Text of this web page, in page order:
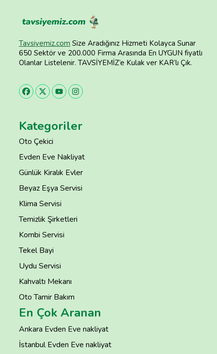
Tavsiyemiz.com Size Aradığınız Hizmeti Kolayca Sunar
650 Sektör ve 200.000 Firma Arasında En UYGUN fiyatlı
Olanlar Listelenir. TAVSİYEMİZ’e Kulak ver KAR’lı Çık.
Kategoriler
Oto Çekici
Evden Eve Nakliyat
Günlük Kiralık Evler
Beyaz Eşya Servisi
Klima Servisi
Temizlik Şirketleri
Kombi Servisi
Tekel Bayi
Uydu Servisi
Kahvaltı Mekanı
Oto Tamir Bakım
En Çok Aranan
Ankara Evden Eve nakliyat
İstanbul Evden Eve nakliyat